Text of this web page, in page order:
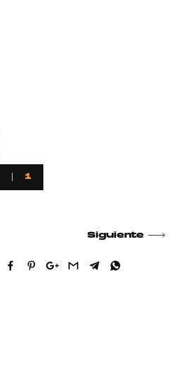
1
Siguiente